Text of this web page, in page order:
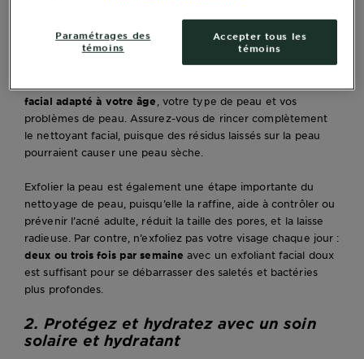
Nettoyer sa peau est l’étape la plus cruciale pour avoir une
belle peau. Vous devriez nettoyer votre visage deux fois par
jour : une le matin, une le soir. Après avoir lavé vos mains,
facial adapté à votre âge , votre type de peau et vos
problèmes de peau. Assurez-vous de rincer complètement
le nettoyant facial, puisque des résidus laissés sur la peau
pourraient causer une peau sèche.
Exfolier la peau est également une étape importante du
nettoyage de peau, puisqu’elle la raffine, aide à contrôler ou
prévenir l’acné adulte, réduit la taille des pores, et la laisse
radieuse. Par contre, n’exfoliez pas votre visage chaque jour :
deux ou trois fois par semaine avec un exfoliant facial doux
est suffisant pour se débarrasser des saletés et bactéries
plus profondes.
2. Protégez et hydratez avec un soin
solaire et hydratant
Accepter tous les
témoins
Paramétrages des
témoins